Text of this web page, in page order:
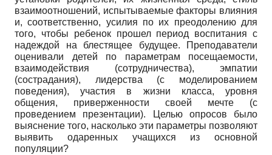
взаимоотношений, испытываемые факторы влияния
и, соответственно, усилия по их преодолению для
того, чтобы ребенок прошел период воспитания с
надеждой на блестящее будущее. Преподаватели
оценивали детей по параметрам посещаемости,
взаимодействия (сотрудничества), эмпатии
(сострадания), лидерства (с моделированием
поведения), участия в жизни класса, уровня
общения, приверженности своей мечте (с
проведением презентации). Целью опросов было
выяснение того, насколько эти параметры позволяют
выявить одаренных учащихся из основной
популяции?